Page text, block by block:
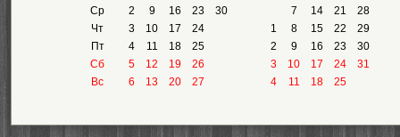
Ср
Чт
Пт
Сб
Вс
2
9 16 23
30
3
10 17
24
4
11 18
25
5
12 19
26
6
13 20 27
7
14 21
28
1
8 15 22
29
2
9 16 23
30
3
10 17 24
31
4
11 18 25